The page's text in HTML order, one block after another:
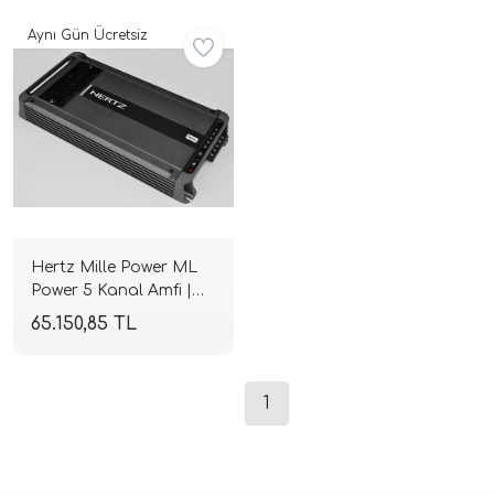
Hertz Mille Power ML
Power 5 Kanal Amfi |
550W RMS Class-D |
SPLHIFI
65.150,85 TL
Aynı Gün Ücretsiz
1